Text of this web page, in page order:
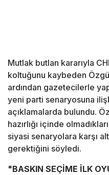
Mutlak butlan kararıyla
koltuğunu kaybeden
ardından gazetecilerle
yeni parti senaryosuna
açıklamalarda bulundu.
hazırlığı içinde
siyasi senaryolara karşı
gerektiğini söyledi.
"BASKIN SEÇİME İLK